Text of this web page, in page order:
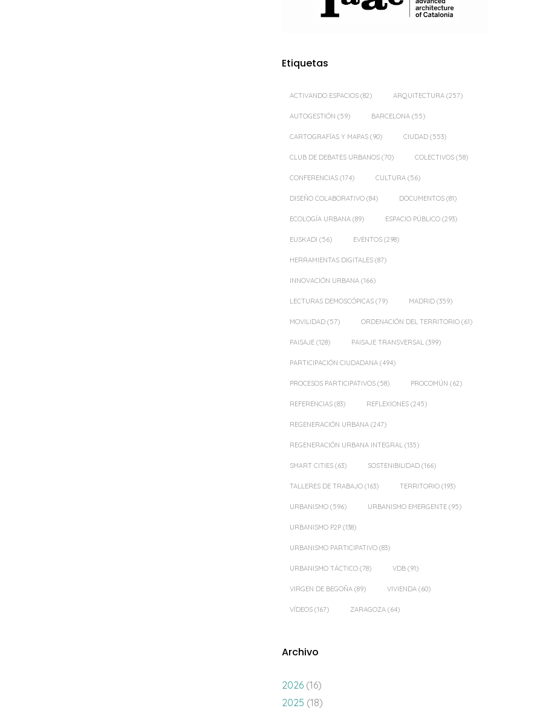
Etiquetas
ACTIVANDO ESPACIOS (82) ARQUITECTURA (257)
AUTOGESTIÓN (59) BARCELONA (55)
CARTOGRAFÍAS Y MAPAS (90) CIUDAD (553)
CLUB DE DEBATES URBANOS (70) COLECTIVOS (58)
CONFERENCIAS (174) CULTURA (56)
DISEÑO COLABORATIVO (84) DOCUMENTOS (81)
ECOLOGÍA URBANA (89) ESPACIO PÚBLICO (293)
EUSKADI (56) EVENTOS (298)
HERRAMIENTAS DIGITALES (87)
INNOVACIÓN URBANA (166)
LECTURAS DEMOSCÓPICAS (79) MADRID (359)
MOVILIDAD (57) ORDENACIÓN DEL TERRITORIO (61)
PAISAJE (128) PAISAJE TRANSVERSAL (399)
PARTICIPACIÓN CIUDADANA (494)
PROCESOS PARTICIPATIVOS (58) PROCOMÚN (62)
REFERENCIAS (83) REFLEXIONES (245)
REGENERACIÓN URBANA (247)
REGENERACIÓN URBANA INTEGRAL (135)
SMART CITIES (63) SOSTENIBILIDAD (166)
TALLERES DE TRABAJO (163) TERRITORIO (193)
URBANISMO (596) URBANISMO EMERGENTE (95)
URBANISMO P2P (138)
URBANISMO PARTICIPATIVO (83)
URBANISMO TÁCTICO (78) VDB (91)
VIRGEN DE BEGOÑA (89) VIVIENDA (60)
VÍDEOS (167) ZARAGOZA (64)
Archivo
2026 (16)
2025 (18)